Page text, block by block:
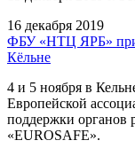
16 декабря 2019
ФБУ «НТЦ ЯРБ»
Кёльне
4 и 5 ноября в
Европейской
поддержки органов
«EUROSAFE».